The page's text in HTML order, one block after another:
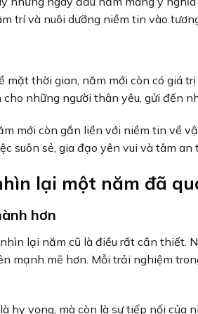
trí và nuôi dưỡng niềm tin vào
mặt thời gian, năm mới còn có giá
những người thân yêu, gửi đến
mới còn gắn liền với niềm tin về
suôn sẻ, gia đạo yên vui và tâm an
lại một năm đã
hơn
lại năm cũ là điều rất cần thiết.
mạnh mẽ hơn. Mỗi trải nghiệm
hy vọng, mà còn là sự tiếp nối của